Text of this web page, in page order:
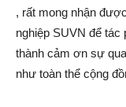
, rất mong nhận
nghiệp SUVN để
thành cảm ơn sự
như toàn thể cộng